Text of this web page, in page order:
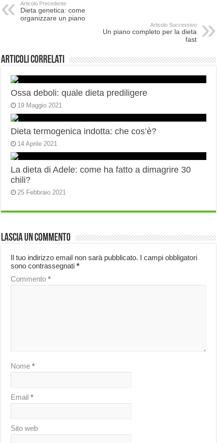
Articolo Precedente
Dieta genetica: come
organizzare un piano
Articolo Successivo
Un piano completo per la dieta
fast
Articoli correlati
Ossa deboli: quale dieta prediligere
19 Maggio 2021
Dieta termogenica indotta: che cos’è?
14 Aprile 2021
La dieta di Adele: come ha fatto a dimagrire 30
chili?
25 Febbraio 2021
Lascia un commento
Il tuo indirizzo email non sarà pubblicato. I campi obbligatori
sono contrassegnati*
Commento*
Nome*
Email*
Sito web